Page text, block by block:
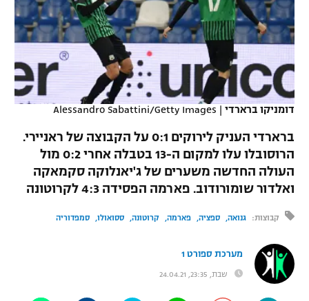
VOD
רץ ברשת
תוצאות
לוח שידורים
"מעל הליגה" – פודקאסט
נבחרת ישראל
בית"ר ירושלים
מכבי תל אביב
הפועל תל אביב
הפועל חיפה
הפועל באר שבע
מכבי נתניה
בני יהודה
ליגה ספרדית
ליגה איטלקית
ליגה צרפתית
ליגה טורקית
ליגה סינית
ליגות נוספות
כדורסל נשים
מכבי תל אביב
הפועל חולון
הפועל ירושלים
דני אבדיה
יורוליג
טניס
כדוריד
כדורעף
שחייה
ג'ודו
UFC
דומניקו ברארדי |
Alessandro Sabattini/Getty Images
ברארדי העניק לירוקים 0:1 על הקבוצה של ראניירי.
הרוסובלו עלו למקום ה-13 בטבלה אחרי 0:2 מול
העולה החדשה משערים של ג'יאנלוקה סקמאקה
ואלדור שומורודוב. פארמה הפסידה 4:3 לקרוטונה
קבוצות: גנואה ספציה פארמה קרוטונה ססואולו סמפדוריה
מערכת ספורט 1
שבת, 23:35, 24.04.21